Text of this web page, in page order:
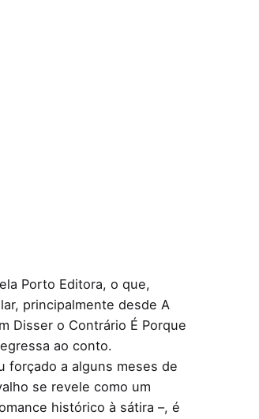
Porto Editora, o que,
principalmente desde A
Disser o Contrário É Porque
ao conto.
forçado a alguns meses de
se revele como um
histórico à sátira –, é